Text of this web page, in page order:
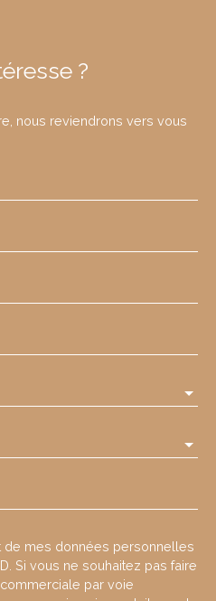
?
nous reviendrons vers vous
de mes données personnelles
Si vous ne souhaitez pas faire
par voie